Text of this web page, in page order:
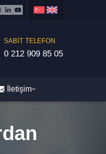
SABİT TELEFON
0 212 909 85 05
İletişim